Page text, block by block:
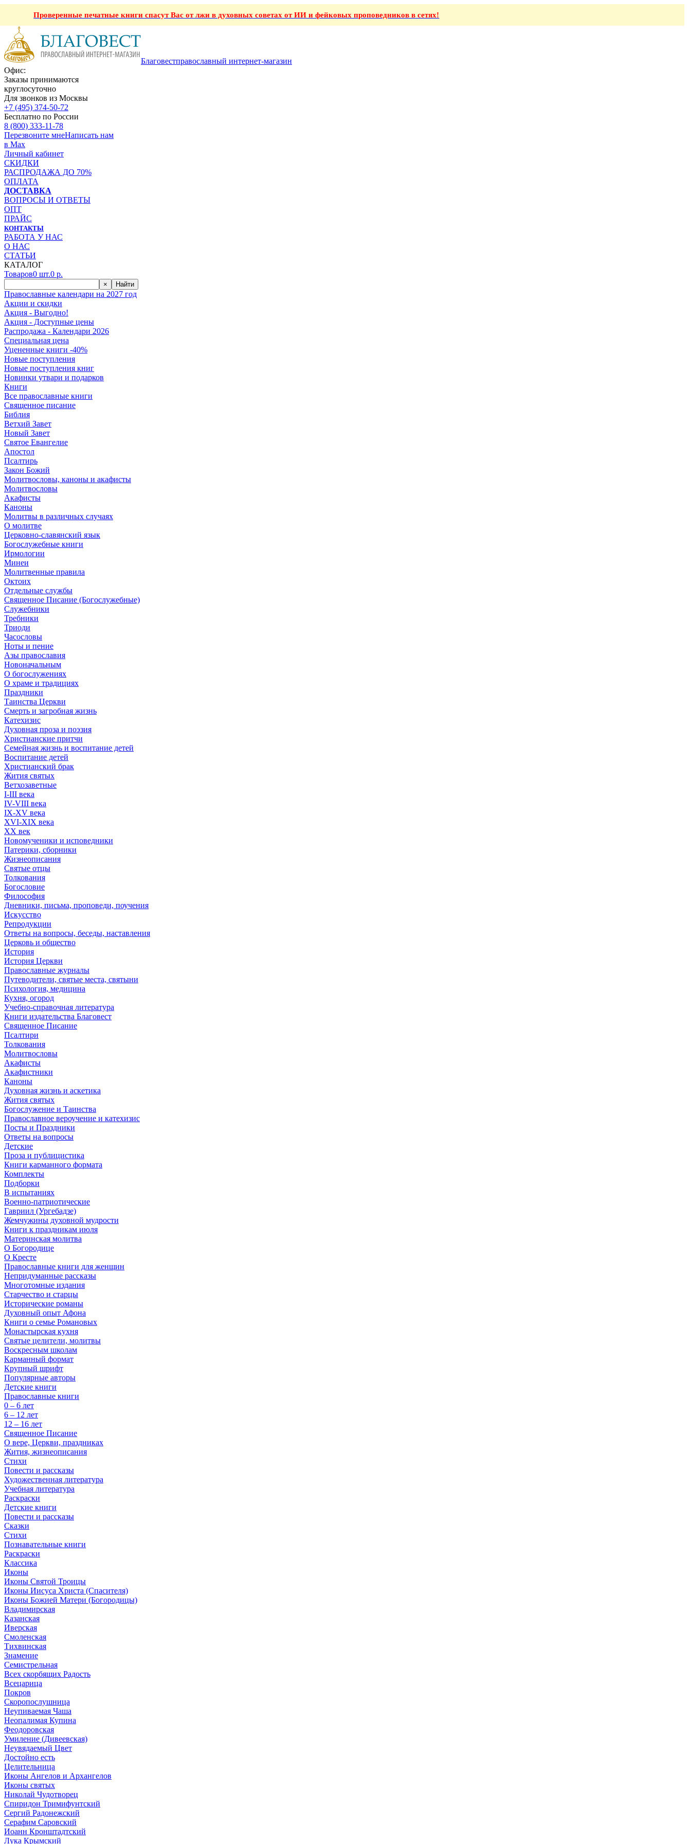
Проверенные печатные книги спасут Вас от лжи в духовных советах от ИИ и фейковых проповедников в сетях!
Благовестправославный интернет-магазин
Офис:
Заказы принимаются
круглосуточно
Для звонков из Москвы
+7 (495) 374-50-72
Бесплатно по России
8 (800) 333-11-78
Перезвоните мнеНаписать нам
в Max
Личный кабинет
СКИДКИ
РАСПРОДАЖА ДО 70%
ОПЛАТА
ДОСТАВКА
ВОПРОСЫ И ОТВЕТЫ
ОПТ
ПРАЙС
КОНТАКТЫ
РАБОТА У НАС
О НАС
СТАТЬИ
КАТАЛОГ
Товаров0 шт.0 р.
× Найти
Православные календари на 2027 год
Акции и скидки
Акция - Выгодно!
Акция - Доступные цены
Распродажа - Календари 2026
Специальная цена
Уцененные книги -40%
Новые поступления
Новые поступления книг
Новинки утвари и подарков
Книги
Все православные книги
Священное писание
Библия
Ветхий Завет
Новый Завет
Святое Евангелие
Апостол
Псалтирь
Закон Божий
Молитвословы, каноны и акафисты
Молитвословы
Акафисты
Каноны
Молитвы в различных случаях
О молитве
Церковно-славянский язык
Богослужебные книги
Ирмологии
Минеи
Молитвенные правила
Октоих
Отдельные службы
Священное Писание (Богослужебные)
Служебники
Требники
Триоди
Часословы
Ноты и пение
Азы православия
Новоначальным
О богослужениях
О храме и традициях
Праздники
Таинства Церкви
Смерть и загробная жизнь
Катехизис
Духовная проза и поэзия
Христианские притчи
Семейная жизнь и воспитание детей
Воспитание детей
Христианский брак
Жития святых
Ветхозаветные
I-III века
IV-VIII века
IX-XV века
XVI-XIX века
XX век
Новомученики и исповедники
Патерики, сборники
Жизнеописания
Святые отцы
Толкования
Богословие
Философия
Дневники, письма, проповеди, поучения
Искусство
Репродукции
Ответы на вопросы, беседы, наставления
Церковь и общество
История
История Церкви
Православные журналы
Путеводители, святые места, святыни
Психология, медицина
Кухня, огород
Учебно-справочная литература
Книги издательства Благовест
Священное Писание
Псалтири
Толкования
Молитвословы
Акафисты
Акафистники
Каноны
Духовная жизнь и аскетика
Жития святых
Богослужение и Таинства
Православное вероучение и катехизис
Посты и Праздники
Ответы на вопросы
Детские
Проза и публицистика
Книги карманного формата
Комплекты
Подборки
В испытаниях
Военно-патриотические
Гавриил (Ургебадзе)
Жемчужины духовной мудрости
Книги к праздникам июля
Материнская молитва
О Богородице
О Кресте
Православные книги для женщин
Непридуманные рассказы
Многотомные издания
Старчество и старцы
Исторические романы
Духовный опыт Афона
Книги о семье Романовых
Монастырская кухня
Святые целители, молитвы
Воскресным школам
Карманный формат
Крупный шрифт
Популярные авторы
Детские книги
Православные книги
0 – 6 лет
6 – 12 лет
12 – 16 лет
Священное Писание
О вере, Церкви, праздниках
Жития, жизнеописания
Стихи
Повести и рассказы
Художественная литература
Учебная литература
Раскраски
Детские книги
Повести и рассказы
Сказки
Стихи
Познавательные книги
Раскраски
Классика
Иконы
Иконы Святой Троицы
Иконы Иисуса Христа (Спасителя)
Иконы Божией Матери (Богородицы)
Владимирская
Казанская
Иверская
Смоленская
Тихвинская
Знамение
Семистрельная
Всех скорбящих Радость
Всецарица
Покров
Скоропослушница
Неупиваемая Чаша
Неопалимая Купина
Феодоровская
Умиление (Дивеевская)
Неувядаемый Цвет
Достойно есть
Целительница
Иконы Ангелов и Архангелов
Иконы святых
Николай Чудотворец
Спиридон Тримифунтский
Сергий Радонежский
Серафим Саровский
Иоанн Кронштадтский
Лука Крымский